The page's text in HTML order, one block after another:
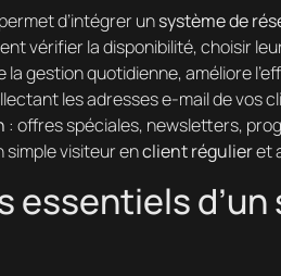
d’intégrer unsystème de
vérifier la disponibilité, choisir
la gestion quotidienne, améliore
les adresses e-mail de vos
: offres spéciales, newsletters,
visiteur enclient régulieret
essentiels d’un